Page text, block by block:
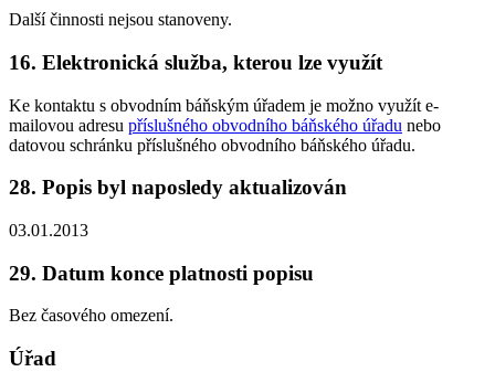
Další činnosti nejsou stanoveny.
16. Elektronická služba, kterou lze využít
Ke kontaktu s obvodním báňským úřadem je možno využít e-
mailovou adresu příslušného obvodního báňského úřadu nebo
datovou schránku příslušného obvodního báňského úřadu.
28. Popis byl naposledy aktualizován
03.01.2013
29. Datum konce platnosti popisu
Bez časového omezení.
Úřad